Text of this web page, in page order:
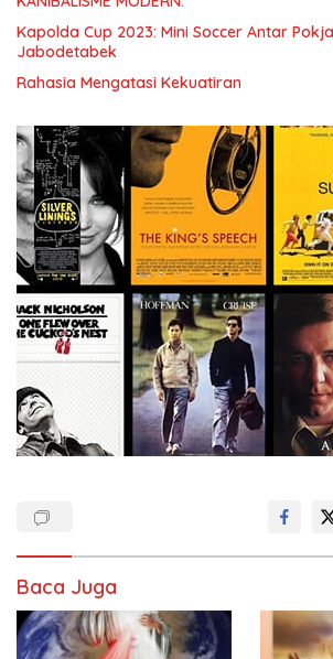
Kapolda Cup 2023: Mini Soccer Antar
Jabodetabek
Rahasia Mengatasi Kekuatiran
Baca Juga